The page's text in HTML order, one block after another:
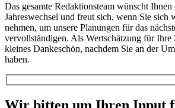
Das gesamte Redaktionsteam wünscht Ihnen
Jahreswechsel und freut sich, wenn Sie sich
nehmen, um unsere Planungen für das
vervollständigen. Als Wertschätzung für Ihre
kleines Dankeschön, nachdem Sie an der
haben.